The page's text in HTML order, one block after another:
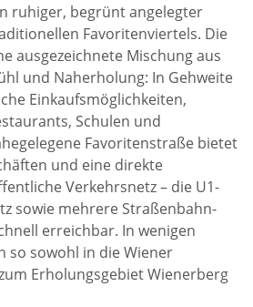
ruhiger, begrünt angelegter
Favoritenviertels. Die
ausgezeichnete Mischung aus
und Naherholung: In Gehweite
Einkaufsmöglichkeiten,
Schulen und
Favoritenstraße bietet
und eine direkte
Verkehrsnetz – die U1-
sowie mehrere Straßenbahn-
erreichbar. In wenigen
so sowohl in die Wiener
Erholungsgebiet Wienerberg